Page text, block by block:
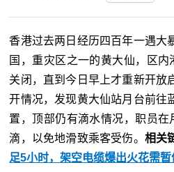
香港过去两日经历四百年一遇大
国，重灾区之一的黄大仙，区内
关闭，直到今日早上才重新开放
开情况，发现黄大仙站月台前往
置，顶部仍有滴水情况，职员在
滴，以免地滑致乘客受伤。 相关
足5小时，架空电缆爆出火花需